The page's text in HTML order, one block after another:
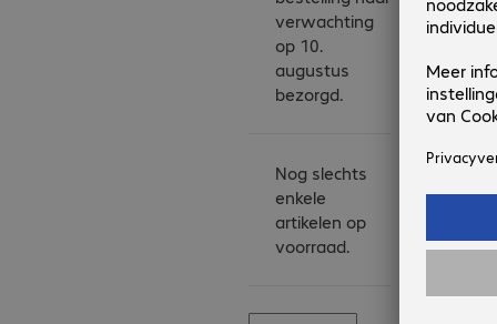
verwachting
op 10.
augustus
bezorgd.
Nog slechts
enkele
artikelen op
voorraad.